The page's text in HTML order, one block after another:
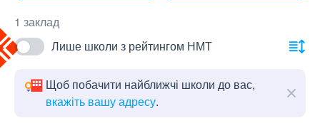
1 заклад
Лише школи з рейтингом НМТ
Щоб побачити найближчі школи до вас,
вкажіть вашу адресу.